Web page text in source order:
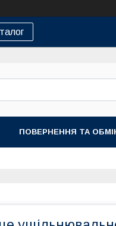
ПОВЕРНЕННЯ ТА